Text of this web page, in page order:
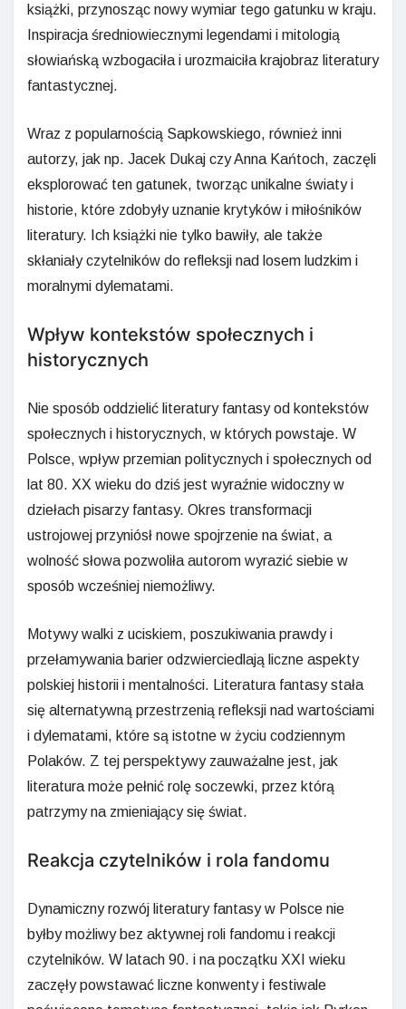
książki, przynosząc nowy wymiar tego gatunku w kraju.
Inspiracja średniowiecznymi legendami i mitologią
słowiańską wzbogaciła i urozmaiciła krajobraz literatury
fantastycznej.
Wraz z popularnością Sapkowskiego, również inni
autorzy, jak np. Jacek Dukaj czy Anna Kańtoch, zaczęli
eksplorować ten gatunek, tworząc unikalne światy i
historie, które zdobyły uznanie krytyków i miłośników
literatury. Ich książki nie tylko bawiły, ale także
skłaniały czytelników do refleksji nad losem ludzkim i
moralnymi dylematami.
Wpływ kontekstów społecznych i
historycznych
Nie sposób oddzielić literatury fantasy od kontekstów
społecznych i historycznych, w których powstaje. W
Polsce, wpływ przemian politycznych i społecznych od
lat 80. XX wieku do dziś jest wyraźnie widoczny w
dziełach pisarzy fantasy. Okres transformacji
ustrojowej przyniósł nowe spojrzenie na świat, a
wolność słowa pozwoliła autorom wyrazić siebie w
sposób wcześniej niemożliwy.
Motywy walki z uciskiem, poszukiwania prawdy i
przełamywania barier odzwierciedlają liczne aspekty
polskiej historii i mentalności. Literatura fantasy stała
się alternatywną przestrzenią refleksji nad wartościami
i dylematami, które są istotne w życiu codziennym
Polaków. Z tej perspektywy zauważalne jest, jak
literatura może pełnić rolę soczewki, przez którą
patrzymy na zmieniający się świat.
Reakcja czytelników i rola fandomu
Dynamiczny rozwój literatury fantasy w Polsce nie
byłby możliwy bez aktywnej roli fandomu i reakcji
czytelników. W latach 90. i na początku XXI wieku
zaczęły powstawać liczne konwenty i festiwale